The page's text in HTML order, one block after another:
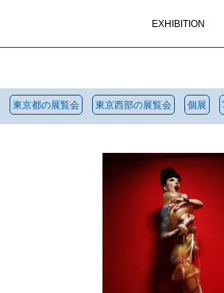
EXHIBITION
東京都の展覧会 東京西部の展覧会 個展